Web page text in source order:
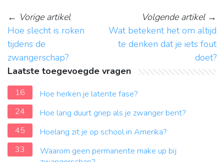
← Vorige artikel
Hoe slecht is roken
tijdens de
zwangerschap?
Volgende artikel→
Wat betekent het om altijd
te denken dat je iets fout
doet?
Laatste toegevoegde vragen
16
Hoe herken je latente fase?
24
Hoe lang duurt griep als je zwanger bent?
45
Hoelang zit je op school in Amerika?
33
Waarom geen permanente make up bij